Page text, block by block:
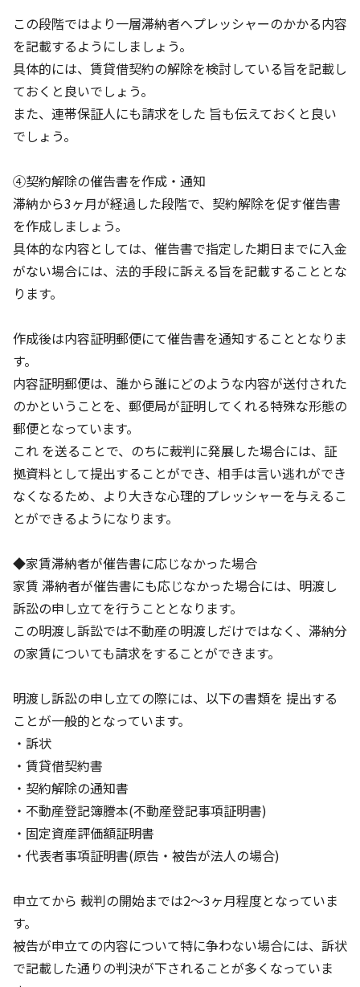
この段階ではより一層滞納者へプレッシャーのかかる内容
を記載するようにしましょう。
具体的には、賃貸借契約の解除を検討している旨を記載し
ておくと良いでしょう。
また、連帯保証人にも請求をした 旨も伝えておくと良い
でしょう。
④契約解除の催告書を作成・通知
滞納から3ヶ月が経過した段階で、契約解除を促す催告書
を作成しましょう。
具体的な内容としては、催告書で指定した期日までに入金
がない場合には、法的手段に訴える旨を記載することとな
ります。
作成後は内容証明郵便にて催告書を通知することとなりま
す。
内容証明郵便は、誰から誰にどのような内容が送付された
のかということを、郵便局が証明してくれる特殊な形態の
郵便となっています。
これ を送ることで、のちに裁判に発展した場合には、証
拠資料として提出することができ、相手は言い逃れができ
なくなるため、より大きな心理的プレッシャーを与えるこ
とができるようになります。
◆家賃滞納者が催告書に応じなかった場合
家賃 滞納者が催告書にも応じなかった場合には、明渡し
訴訟の申し立てを行うこととなります。
この明渡し訴訟では不動産の明渡しだけではなく、滞納分
の家賃についても請求をすることができます。
明渡し訴訟の申し立ての際には、以下の書類を 提出する
ことが一般的となっています。
・訴状
・賃貸借契約書
・契約解除の通知書
・不動産登記簿謄本(不動産登記事項証明書)
・固定資産評価額証明書
・代表者事項証明書(原告・被告が法人の場合)
申立てから 裁判の開始までは2～3ヶ月程度となっていま
す。
被告が申立ての内容について特に争わない場合には、訴状
で記載した通りの判決が下されることが多くなっていま